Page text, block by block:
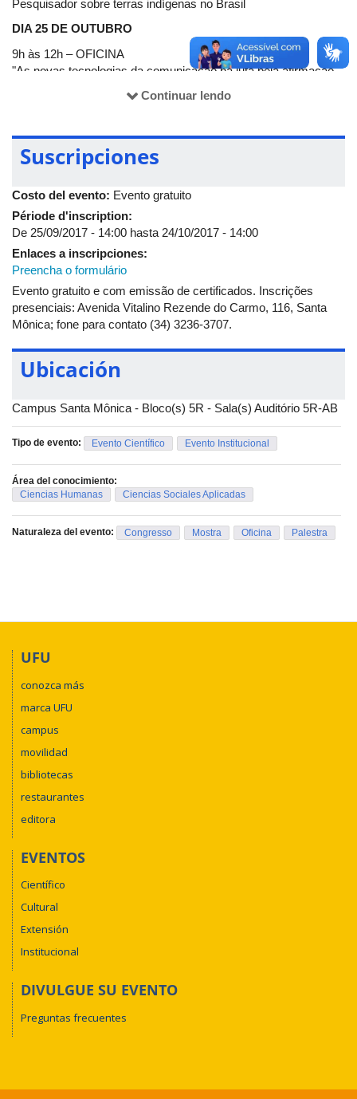
Promoção: Pró-Reitoria de Extensão e Cultura da Universidade
Federal de Uberlândia (Proexc/UFU) e Diretoria de Cultura
Pesquisador sobre terras indígenas no Brasil
DIA 25 DE OUTUBRO
9h às 12h – OFICINA
"As novas tecnologias da comunicação na luta pela afirmação
19h – MESA REDONDA
– Márcio Santilli
ISA e assessor do Programa Política e Direito Socioambiental
– Sandra Benites
Cursou Licenciatura Intercultural Indígena na UFSC e tem
experiência docente em escola indígena Guarani
– Rafael Modesto dos Santos
Missionário.
DIA 26 DE OUTUBRO
9h - MOSTRA DO FILME "MARTÍRIO" / DEBATE
– Prof. Diego Soares da Silveira
Ciências Sociais/ UFU
Professora universitária e em Audiovisual.
Todas as atividades serão realizadas no auditório 5R-AB, no
Continuar lendo
Suscripciones
Costo del evento: Evento gratuito
Période d'inscription:
De 25/09/2017 - 14:00 hasta 24/10/2017 - 14:00
Enlaces a inscripciones:
Preencha o formulário
Evento gratuito e com emissão de certificados. Inscrições
presenciais: Avenida Vitalino Rezende do Carmo, 116, Santa
Mônica; fone para contato (34) 3236-3707.
Ubicación
Campus Santa Mônica - Bloco(s) 5R - Sala(s) Auditório 5R-AB
Tipo de evento: Evento Científico Evento Institucional
Área del conocimiento:
Ciencias Humanas
Ciencias Sociales Aplicadas
Naturaleza del evento: Congresso Mostra Oficina Palestra
UFU
conozca más
marca UFU
campus
movilidad
bibliotecas
restaurantes
editora
EVENTOS
Científico
Cultural
Extensión
Institucional
DIVULGUE SU EVENTO
Preguntas frecuentes